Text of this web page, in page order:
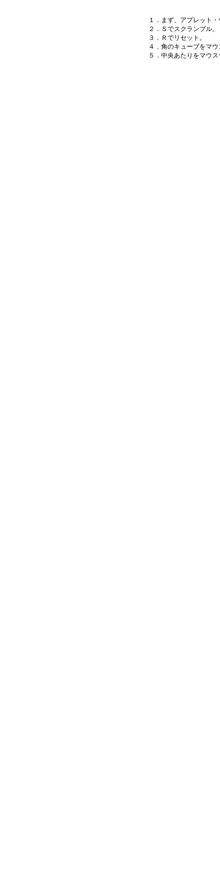
１．まず、アプレット
２．Ｓでスクランブル。
３．Ｒでリセット。
４．角のキューブをマ